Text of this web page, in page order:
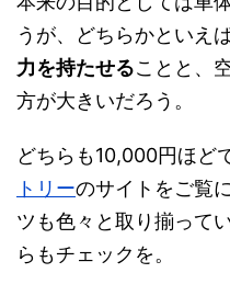
うが、どちらかといえ
力を持たせることと、
方が大きいだろう。
どちらも10,000円ほど
トリーのサイトをご覧
ツも色々と取り揃って
らもチェックを。